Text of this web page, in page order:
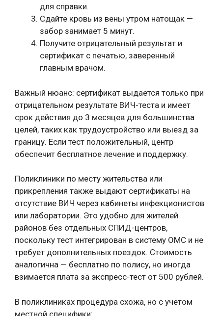
для справки.
Сдайте кровь из вены утром натощак —
забор занимает 5 минут.
Получите отрицательный результат и
сертификат с печатью, заверенный
главным врачом.
Важный нюанс: сертификат выдается только при
отрицательном результате ВИЧ-теста и имеет
срок действия до 3 месяцев для большинства
целей, таких как трудоустройство или выезд за
границу. Если тест положительный, центр
обеспечит бесплатное лечение и поддержку.
Поликлиники по месту жительства или
прикрепления также выдают сертификаты на
отсутствие ВИЧ через кабинеты инфекционистов
или лаборатории. Это удобно для жителей
районов без отдельных СПИД-центров,
поскольку тест интегрирован в систему ОМС и не
требует дополнительных поездок. Стоимость
аналогична — бесплатно по полису, но иногда
взимается плата за экспресс-тест от 500 рублей.
В поликлиниках процедура схожа, но с учетом
местной специфики: